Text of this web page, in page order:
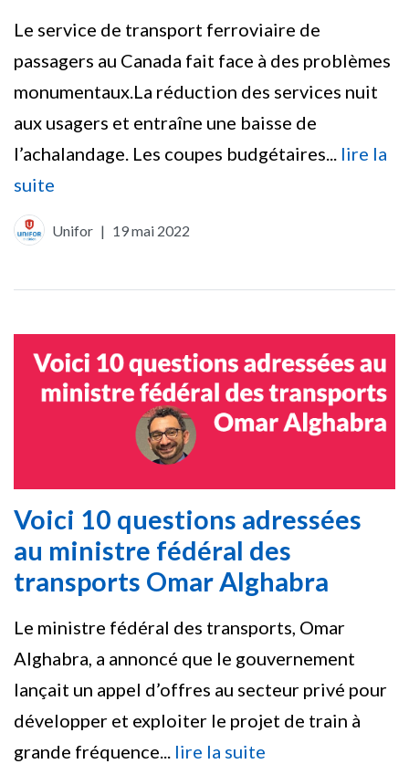
Le service de transport ferroviaire de
passagers au Canada fait face à des problèmes
monumentaux.La réduction des services nuit
aux usagers et entraîne une baisse de
l’achalandage. Les coupes budgétaires... lire la
suite
Unifor | 19 mai 2022
Voici 10 questions adressées
au ministre fédéral des
transports Omar Alghabra
Le ministre fédéral des transports, Omar
Alghabra, a annoncé que le gouvernement
lançait un appel d’offres au secteur privé pour
développer et exploiter le projet de train à
grande fréquence... lire la suite